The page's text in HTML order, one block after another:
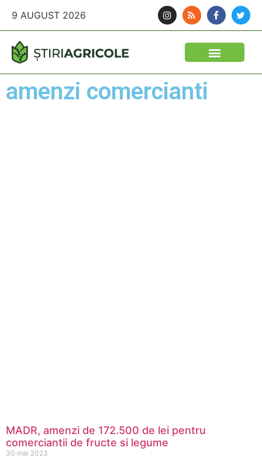
9 AUGUST 2026
amenzi comercianti
MADR, amenzi de 172.500 de lei pentru
comerciantii de fructe si legume
30 mai 2023